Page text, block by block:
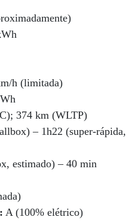
h (limitada)
374 km (WLTP)
– 1h22 (super-rápida,
estimado) – 40 min
A (100% elétrico)